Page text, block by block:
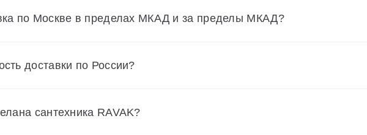
по Москве в пределах МКАД и за пределы МКАД?
доставки по России?
сантехника RAVAK?